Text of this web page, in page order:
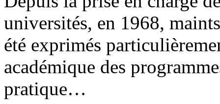
universités, en 1968,
été exprimés
académique des
pratique…